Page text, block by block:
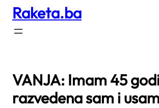
Skip
content
Raketa.ba
VANJA: Imam 45
razvedena sam i